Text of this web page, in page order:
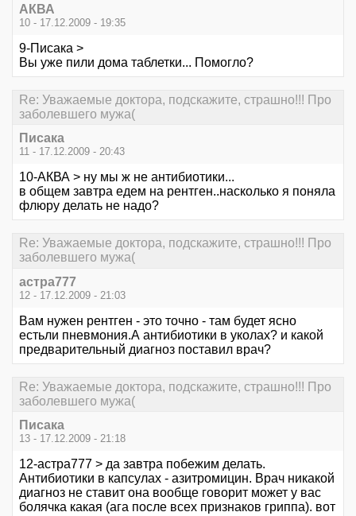
АКВА
10 - 17.12.2009 - 19:35
9-Писака >
Вы уже пили дома таблетки... Помогло?
Re: Уважаемые доктора, подскажите, страшно!!! Про
заболевшего мужа(
Писака
11 - 17.12.2009 - 20:43
10-АКВА > ну мы ж не антибиотики...
в общем завтра едем на рентген..насколько я поняла
флюру делать не надо?
Re: Уважаемые доктора, подскажите, страшно!!! Про
заболевшего мужа(
астра777
12 - 17.12.2009 - 21:03
Вам нужен рентген - это точно - там будет ясно
естьли пневмония.А антибиотики в уколах? и какой
предварительный диагноз поставил врач?
Re: Уважаемые доктора, подскажите, страшно!!! Про
заболевшего мужа(
Писака
13 - 17.12.2009 - 21:18
12-астра777 > да завтра побежим делать.
Антибиотики в капсулах - азитромицин. Врач никакой
диагноз не ставит она вообще говорит может у вас
болячка какая (ага после всех признаков гриппа). вот